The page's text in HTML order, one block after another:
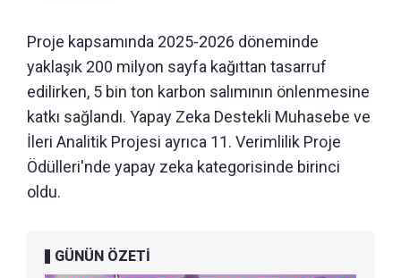
Proje kapsamında 2025-2026 döneminde
yaklaşık 200 milyon sayfa kağıttan tasarruf
edilirken, 5 bin ton karbon salımının önlenmesine
katkı sağlandı. Yapay Zeka Destekli Muhasebe ve
İleri Analitik Projesi ayrıca 11. Verimlilik Proje
Ödülleri'nde yapay zeka kategorisinde birinci
oldu.
GÜNÜN ÖZETİ